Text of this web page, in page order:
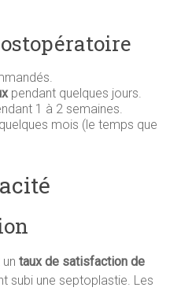
pendant quelques jours.
1 à 2 semaines.
mois (le temps que
untaux de satisfaction de
subi une septoplastie. Les